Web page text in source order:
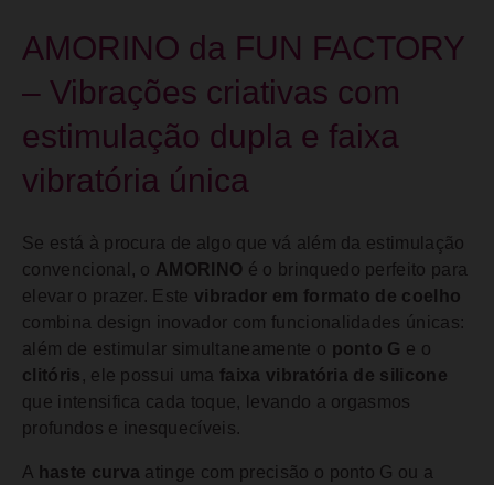
AMORINO da FUN FACTORY
– Vibrações criativas com
estimulação dupla e faixa
vibratória única
Se está à procura de algo que vá além da estimulação
convencional, o AMORINO é o brinquedo perfeito para
elevar o prazer. Este vibrador em formato de coelho
combina design inovador com funcionalidades únicas:
além de estimular simultaneamente o ponto G e o
clitóris , ele possui uma faixa vibratória de silicone
que intensifica cada toque, levando a orgasmos
profundos e inesquecíveis.
A haste curva atinge com precisão o ponto G ou a